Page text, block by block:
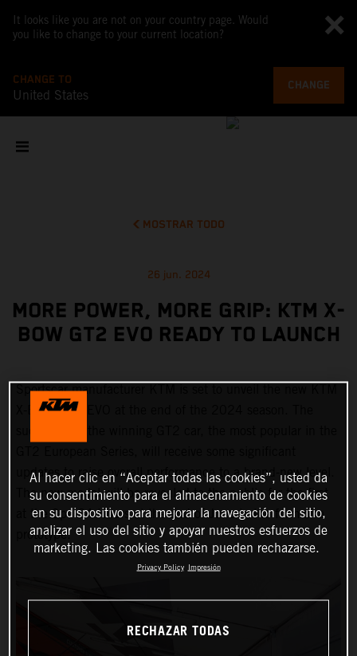
It looks like you are not on your country page. Would
you like to change to your current location?
CHANGE TO
United States
CHANGE
MOSTRAR TODO
26 jun. 2024
MORE POWER, MORE GRIP: KTM X-
BOW GT2 EVO READY TO LAUNCH
Sportscar manufacturer KTM is set to unveil the new KTM
X-BOW GT2 EVO at the end of the 2024 season. The
updates to raise overall performance to a brand-new level.
The new model will be revealed to the public for the first
at the Spa 24 Hours at the end of June in the form of a
prototype.
Al hacer clic en “Aceptar todas las cookies”, usted da
su consentimiento para el almacenamiento de cookies
en su dispositivo para mejorar la navegación del sitio,
analizar el uso del sitio y apoyar nuestros esfuerzos de
marketing. Las cookies también pueden rechazarse.
Privacy Policy Impresión
RECHAZAR TODAS